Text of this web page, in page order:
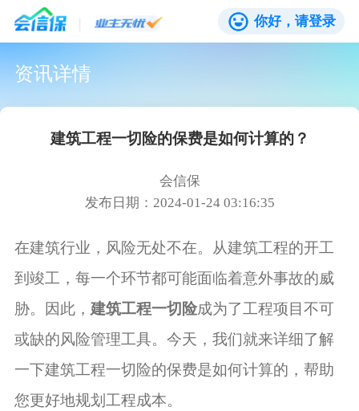
你好，请登录
资讯详情
建筑工程一切险的保费是如何计算的？
会信保
发布日期：2024-01-24 03:16:35
在建筑行业，风险无处不在。从建筑工程的开工
到竣工，每一个环节都可能面临着意外事故的威
胁。因此， 建筑工程一切险成为了工程项目不可
或缺的风险管理工具。今天，我们就来详细了解
一下建筑工程一切险的保费是如何计算的，帮助
您更好地规划工程成本。